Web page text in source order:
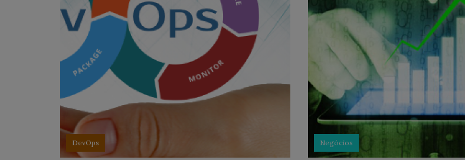
DevOps Negócios